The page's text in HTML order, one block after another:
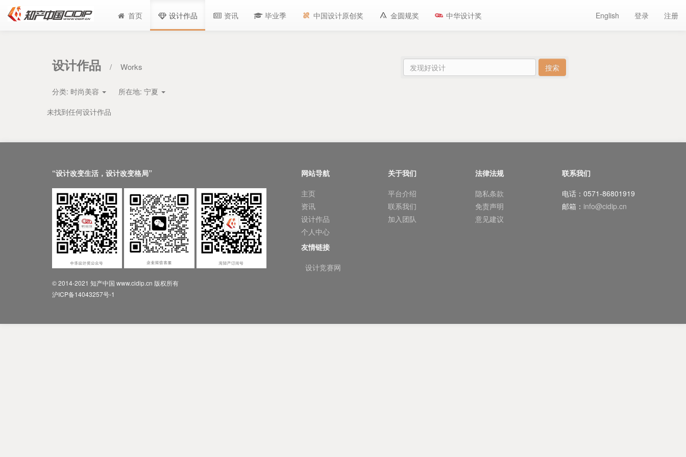
首页 设计作品 资讯 毕业季 中国设计原创奖 金圆规奖 中华设计奖 English 登录 注册
设计作品 / Works
分类: 时尚美容 所在地: 宁夏
未找到任何设计作品
“设计改变生活，设计改变格局”
© 2014-2021 知产中国 www.cidip.cn 版权所有
沪ICP备14043257号-1
网站导航
主页
资讯
设计作品
个人中心
关于我们
平台介绍
联系我们
加入团队
法律法规
隐私条款
免责声明
意见建议
联系我们
电话：0571-86801919
邮箱： info@cidip.cn
友情链接
设计竞赛网